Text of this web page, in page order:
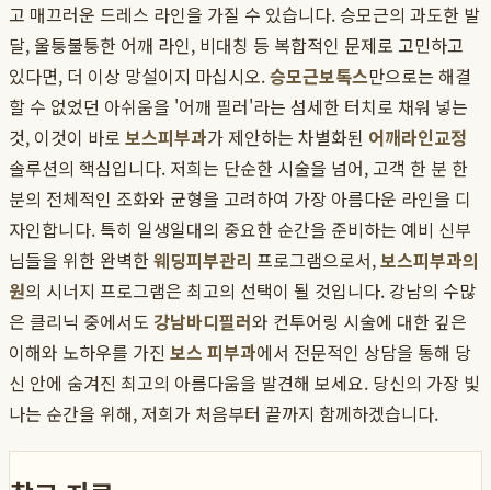
고 매끄러운 드레스 라인을 가질 수 있습니다. 승모근의 과도한 발
달, 울퉁불퉁한 어깨 라인, 비대칭 등 복합적인 문제로 고민하고
있다면, 더 이상 망설이지 마십시오.승모근보톡스만으로는 해결
할 수 없었던 아쉬움을 '어깨 필러'라는 섬세한 터치로 채워 넣는
것, 이것이 바로 보스피부과가 제안하는 차별화된 어깨라인교정
솔루션의 핵심입니다. 저희는 단순한 시술을 넘어, 고객 한 분 한
분의 전체적인 조화와 균형을 고려하여 가장 아름다운 라인을 디
자인합니다. 특히 일생일대의 중요한 순간을 준비하는 예비 신부
님들을 위한 완벽한웨딩피부관리 프로그램으로서,보스피부과의
원의 시너지 프로그램은 최고의 선택이 될 것입니다. 강남의 수많
은 클리닉 중에서도 강남바디필러와 컨투어링 시술에 대한 깊은
이해와 노하우를 가진 보스 피부과에서 전문적인 상담을 통해 당
신 안에 숨겨진 최고의 아름다움을 발견해 보세요. 당신의 가장 빛
나는 순간을 위해, 저희가 처음부터 끝까지 함께하겠습니다.